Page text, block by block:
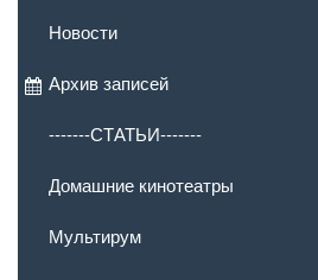
Новости
Архив записей
-------СТАТЬИ-------
Домашние кинотеатры
Мультирум